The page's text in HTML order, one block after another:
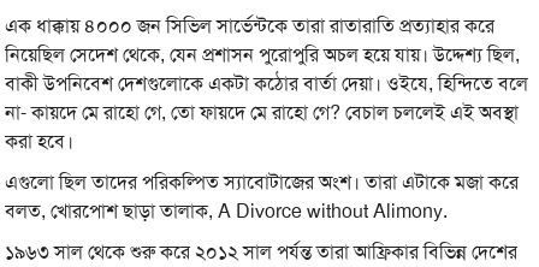
এক ধাক্কায় ৪০০০ জন সিভিল সার্ভেন্টকে তারা রাতারাতি প্রত্যাহার করে
নিয়েছিল সেদেশ থেকে, যেন প্রশাসন পুরোপুরি অচল হয়ে যায়। উদ্দেশ্য ছিল,
বাকী উপনিবেশ দেশগুলোকে একটা কঠোর বার্তা দেয়া। ওইযে, হিন্দিতে বলে
না- কায়দে মে রাহো গে, তো ফায়দে মে রাহো গে? বেচাল চললেই এই অবস্থা
করা হবে।
এগুলো ছিল তাদের পরিকল্পিত স্যাবোটাজের অংশ। তারা এটাকে মজা করে
বলত, খোরপোশ ছাড়া তালাক, A Divorce without Alimony.
১৯৬৩ সাল থেকে শুরু করে ২০১২ সাল পর্যন্ত তারা আফ্রিকার বিভিন্ন দেশের